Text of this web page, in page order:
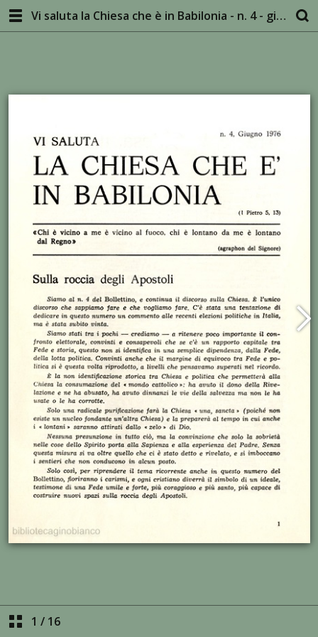
Vi saluta la Chiesa che è in Babilonia - n. 4 - giugno 1976
1 / 16